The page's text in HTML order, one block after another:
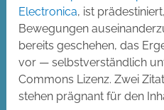
Electronica, ist
Bewegungen
bereits geschehen, das
vor — selbstverständlich
Commons Lizenz. Zwei
stehen prägnant für den